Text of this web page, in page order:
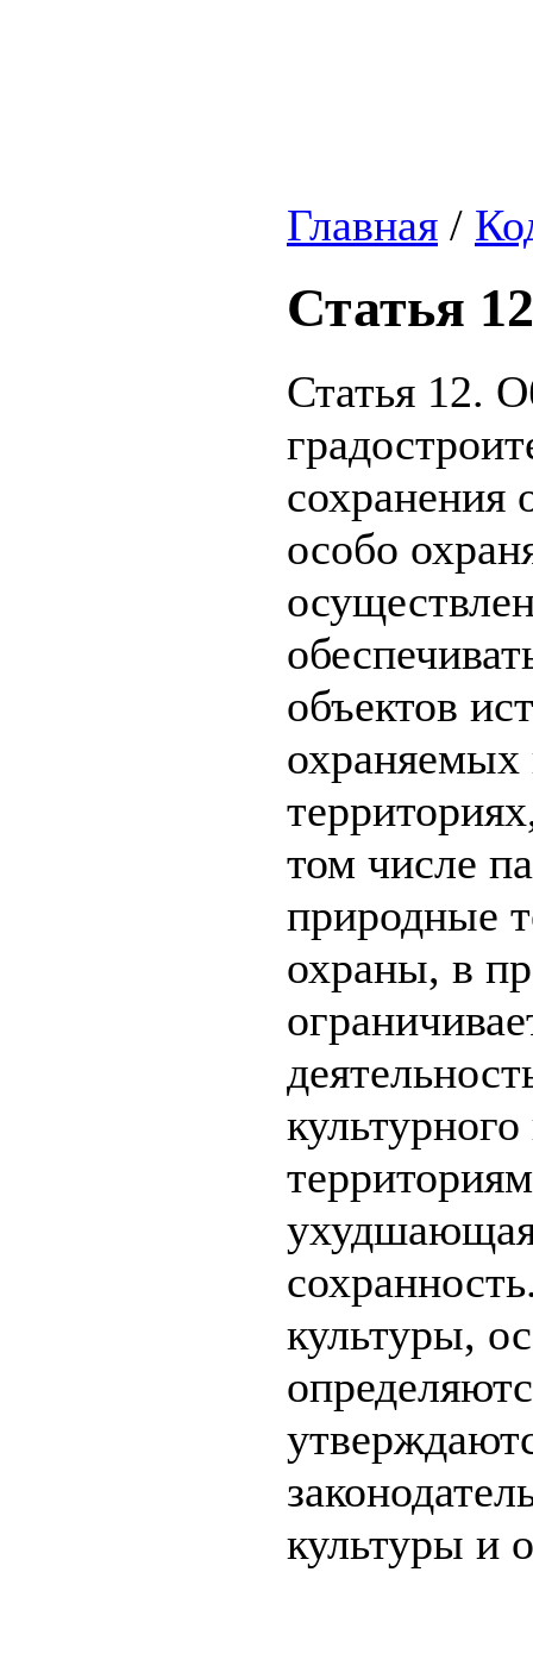
Главная /
Статья 12
Статья 12.
сохранения
особо
объектов
охраняемых
том числе
природные
охраны, в
культуры,
культуры и